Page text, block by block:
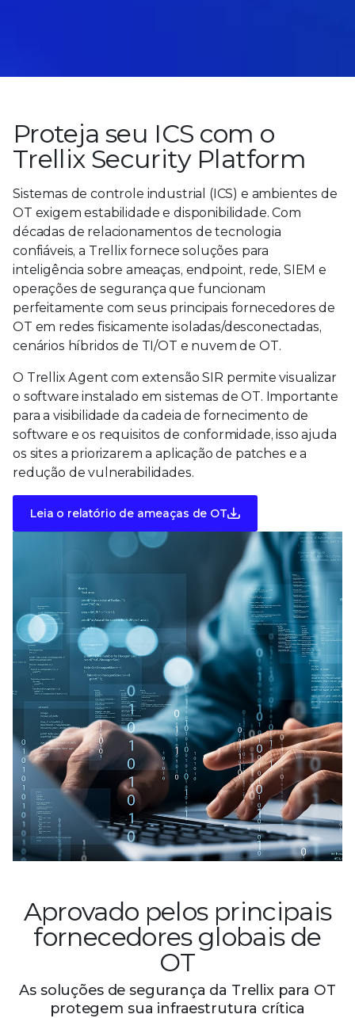
Proteja seu ICS com o
Trellix Security Platform
Sistemas de controle industrial (ICS) e ambientes de
OT exigem estabilidade e disponibilidade. Com
décadas de relacionamentos de tecnologia
confiáveis, a Trellix fornece soluções para
inteligência sobre ameaças, endpoint, rede, SIEM e
operações de segurança que funcionam
perfeitamente com seus principais fornecedores de
OT em redes fisicamente isoladas/desconectadas,
cenários híbridos de TI/OT e nuvem de OT.
O Trellix Agent com extensão SIR permite visualizar
o software instalado em sistemas de OT. Importante
para a visibilidade da cadeia de fornecimento de
software e os requisitos de conformidade, isso ajuda
os sites a priorizarem a aplicação de patches e a
redução de vulnerabilidades.
Leia o relatório de ameaças de OT
Aprovado pelos principais
fornecedores globais de
OT
As soluções de segurança da Trellix para OT
protegem sua infraestrutura crítica